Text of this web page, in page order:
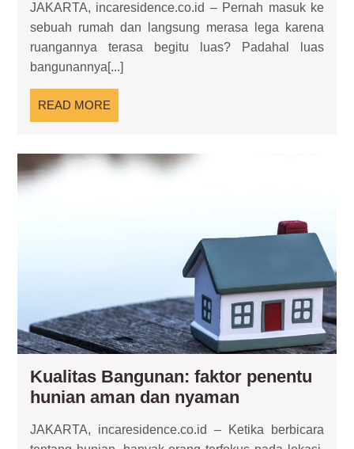
Living
Desain
Hunian
JAKARTA, incaresidence.co.id – Pernah masuk ke
sebuah rumah dan langsung merasa lega karena
ruangannya terasa begitu luas? Padahal luas
bangunannya[...]
READ MORE
MORE
dan
Kualitas Bangunan: faktor penentu
hunian aman dan nyaman
faktor
JAKARTA, incaresidence.co.id – Ketika berbicara